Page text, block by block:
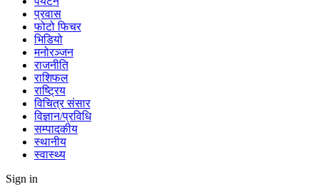
प्रवास
फोटो फिचर
भिडियो
मनोरञ्जन
राजनीति
राशिफल
राष्ट्रिय
विचित्र संसार
विज्ञान/प्रविधि
सम्पादकीय
स्थानीय
स्वास्थ्य
Sign in